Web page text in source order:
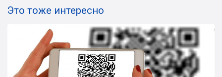
Это тоже интересно